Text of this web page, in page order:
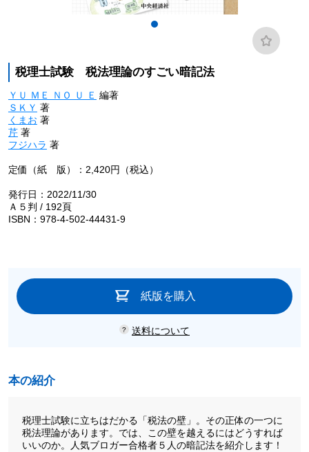
税理士試験 税法理論のすごい暗記法
ＹＵ ＭＥ ＮＯ Ｕ Ｅ 編著
ＳＫＹ 著
くまお 著
芹著
フジハラ 著
定価（紙 版）：2,420円（税込）
発行日：2022/11/30
Ａ５判 / 192頁
ISBN：978-4-502-44431-9
紙版を購入
送料について
本の紹介
税理士試験に立ちはだかる「税法の壁」。その正体の一つに
税法理論があります。では、この壁を越えるにはどうすれば
いいのか。人気ブロガー合格者５人の暗記法を紹介します！